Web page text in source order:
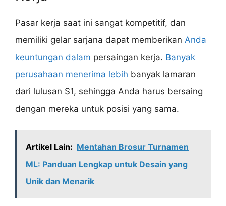
Pasar kerja saat ini sangat kompetitif, dan
memiliki gelar sarjana dapat memberikan Anda
keuntungan dalam persaingan kerja. Banyak
perusahaan menerima lebih banyak lamaran
dari lulusan S1, sehingga Anda harus bersaing
dengan mereka untuk posisi yang sama.
Artikel Lain: Mentahan Brosur Turnamen
ML: Panduan Lengkap untuk Desain yang
Unik dan Menarik